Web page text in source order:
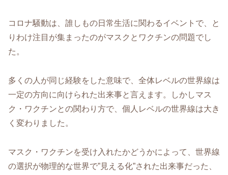
コロナ騒動は、誰しもの日常生活に関わるイベントで、と
りわけ注目が集まったのがマスクとワクチンの問題でし
た。
多くの人が同じ経験をした意味で、全体レベルの世界線は
一定の方向に向けられた出来事と言えます。しかしマス
ク・ワクチンとの関わり方で、個人レベルの世界線は大き
く変わりました。
マスク・ワクチンを受け入れたかどうかによって、世界線
の選択が物理的な世界で”見える化”された出来事だった、